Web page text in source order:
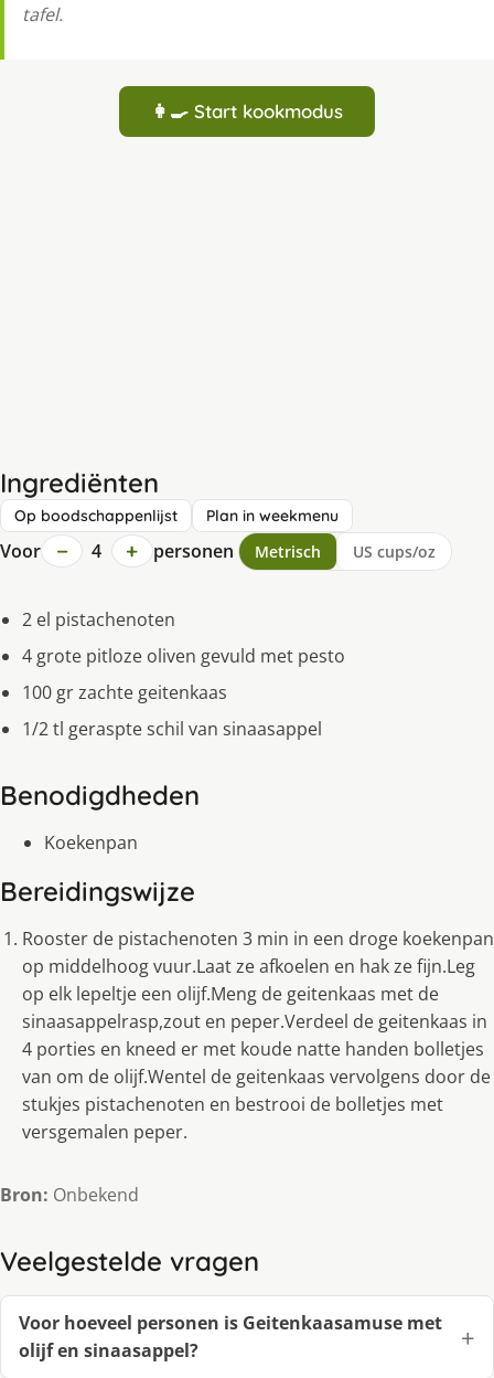
tafel.
👩‍🍳 Start kookmodus
Ingrediënten
Op boodschappenlijst Plan in weekmenu
Voor − 4 + personen Metrisch US cups/oz
2 el pistachenoten
4 grote pitloze oliven gevuld met pesto
100 gr zachte geitenkaas
1/2 tl geraspte schil van sinaasappel
Benodigdheden
Koekenpan
Bereidingswijze
Rooster de pistachenoten 3 min in een droge koekenpan
op middelhoog vuur.Laat ze afkoelen en hak ze fijn.Leg
op elk lepeltje een olijf.Meng de geitenkaas met de
sinaasappelrasp,zout en peper.Verdeel de geitenkaas in
4 porties en kneed er met koude natte handen bolletjes
van om de olijf.Wentel de geitenkaas vervolgens door de
stukjes pistachenoten en bestrooi de bolletjes met
versgemalen peper.
Bron: Onbekend
Veelgestelde vragen
Voor hoeveel personen is Geitenkaasamuse met
olijf en sinaasappel?